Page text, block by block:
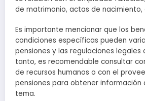
de matrimonio, actas de nacimiento,
Es importante mencionar que los
condiciones específicas pueden
pensiones y las regulaciones legales
tanto, es recomendable consultar
de recursos humanos o con el
pensiones para obtener información
tema.